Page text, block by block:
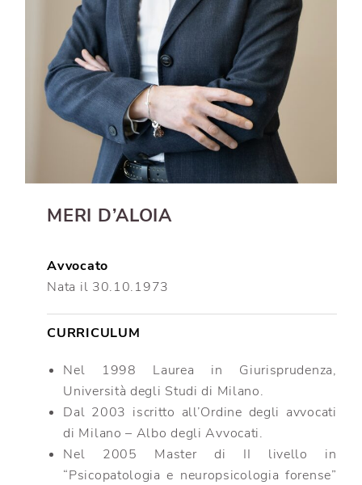
MERI D’ALOIA
Avvocato
Nata il 30.10.1973
CURRICULUM
Nel 1998 Laurea in Giurisprudenza,
Università degli Studi di Milano.
Dal 2003 iscritto all’Ordine degli avvocati
di Milano – Albo degli Avvocati.
Nel 2005 Master di II livello in
“Psicopatologia e neuropsicologia forense”